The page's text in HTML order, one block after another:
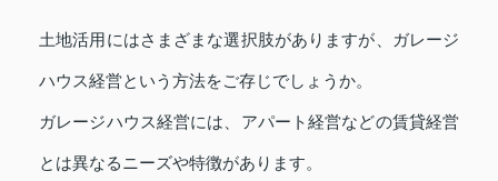
土地活用にはさまざまな選択肢がありますが、ガレージ
ハウス経営という方法をご存じでしょうか。
ガレージハウス経営には、アパート経営などの賃貸経営
とは異なるニーズや特徴があります。